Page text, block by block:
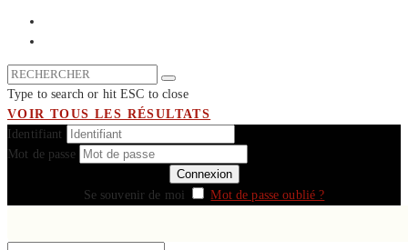
Type to search or hit ESC to close
VOIR TOUS LES RÉSULTATS
Identifiant
Mot de passe
Se souvenir de moi Mot de passe oublié ?